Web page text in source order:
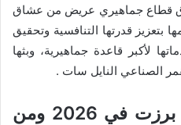
قطاع جماهيري عريض من عشاق
بتعزيز قدرتها التنافسية وتحقيق
لأكبر قاعدة جماهيرية، وبثها
الصناعي النايل سات .
أهم المسلسلات التي برزت في 2026 ومن